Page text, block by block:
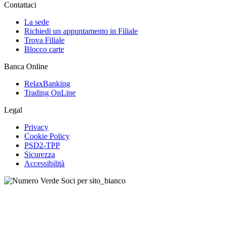
Contattaci
La sede
Richiedi un appuntamento in Filiale
Trova Filiale
Blocco carte
Banca Online
RelaxBanking
Trading OnLine
Legal
Privacy
Cookie Policy
PSD2-TPP
Sicurezza
Accessibilità